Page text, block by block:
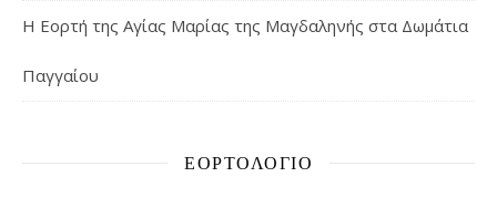
H Εορτή της Αγίας Μαρίας της Μαγδαληνής στα Δωμάτια
Παγγαίου
ΕΟΡΤΟΛΌΓΙΟ